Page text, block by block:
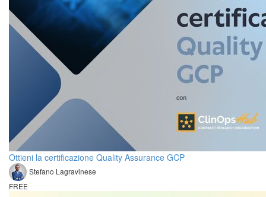
Ottieni la certificazione Quality Assurance GCP
Stefano Lagravinese
FREE